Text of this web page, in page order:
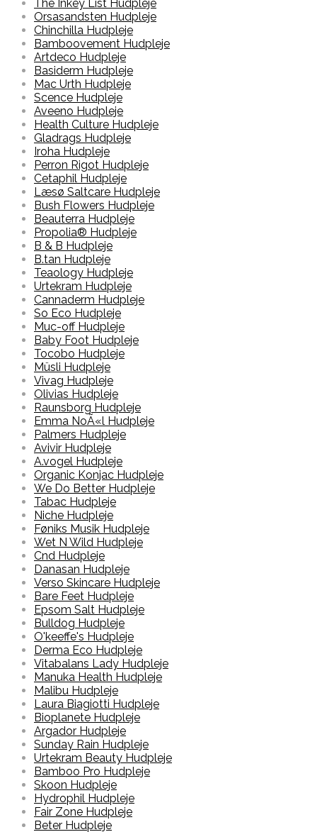
The Inkey List Hudpleje
Orsasandsten Hudpleje
Chinchilla Hudpleje
Bamboovement Hudpleje
Artdeco Hudpleje
Basiderm Hudpleje
Mac Urth Hudpleje
Scence Hudpleje
Aveeno Hudpleje
Health Culture Hudpleje
Gladrags Hudpleje
Iroha Hudpleje
Perron Rigot Hudpleje
Cetaphil Hudpleje
Læsø Saltcare Hudpleje
Bush Flowers Hudpleje
Beauterra Hudpleje
Propolia® Hudpleje
B & B Hudpleje
B.tan Hudpleje
Teaology Hudpleje
Urtekram Hudpleje
Cannaderm Hudpleje
So Eco Hudpleje
Muc-off Hudpleje
Baby Foot Hudpleje
Tocobo Hudpleje
Müsli Hudpleje
Vivag Hudpleje
Olivias Hudpleje
Raunsborg Hudpleje
Emma NoÃ«l Hudpleje
Palmers Hudpleje
Avivir Hudpleje
A.vogel Hudpleje
Organic Konjac Hudpleje
We Do Better Hudpleje
Tabac Hudpleje
Niche Hudpleje
Føniks Musik Hudpleje
Wet N Wild Hudpleje
Cnd Hudpleje
Danasan Hudpleje
Verso Skincare Hudpleje
Bare Feet Hudpleje
Epsom Salt Hudpleje
Bulldog Hudpleje
O'keeffe's Hudpleje
Derma Eco Hudpleje
Vitabalans Lady Hudpleje
Manuka Health Hudpleje
Malibu Hudpleje
Laura Biagiotti Hudpleje
Bioplanete Hudpleje
Argador Hudpleje
Sunday Rain Hudpleje
Urtekram Beauty Hudpleje
Bamboo Pro Hudpleje
Skoon Hudpleje
Hydrophil Hudpleje
Fair Zone Hudpleje
Beter Hudpleje